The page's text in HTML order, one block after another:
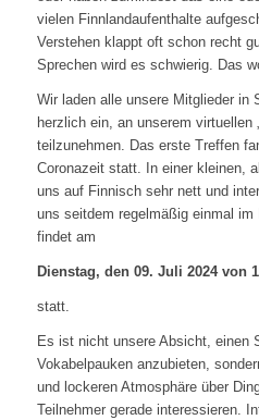
vielen Finnlandaufenthalte
Verstehen klappt oft schon recht
Sprechen wird es schwierig. Das
Wir laden alle unsere Mitglieder in
herzlich ein, an unserem virtuellen
teilzunehmen. Das erste Treffen
Coronazeit statt. In einer kleinen,
uns auf Finnisch sehr nett und
uns seitdem regelmäßig einmal
findet am
Dienstag, den 09. Juli 2024 von
statt.
Es ist nicht unsere Absicht, einen
Vokabelpauken anzubieten,
und lockeren Atmosphäre über
Teilnehmer gerade interessieren.